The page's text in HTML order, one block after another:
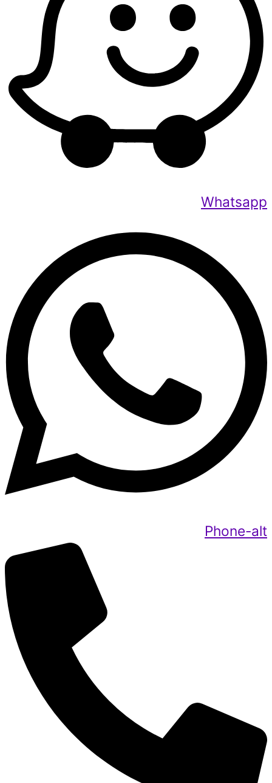
Whatsapp
Phone-alt